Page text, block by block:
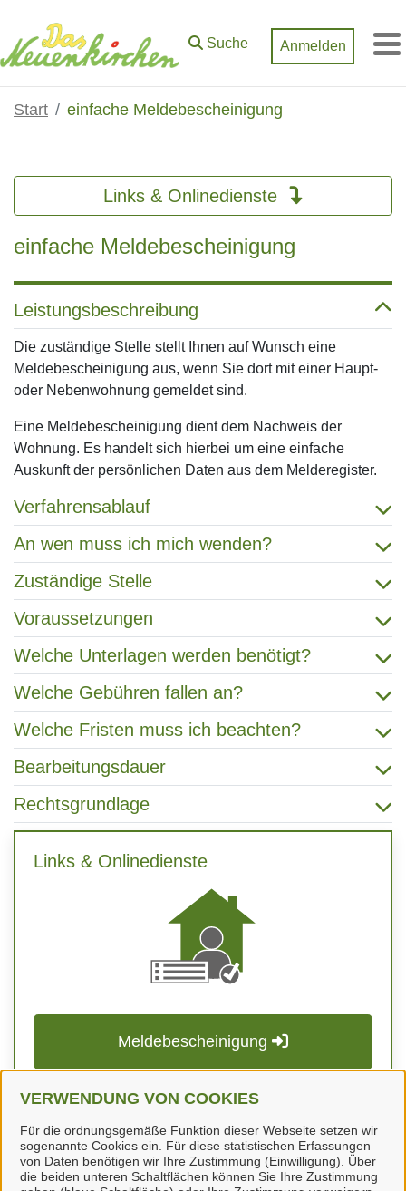
VERWENDUNG VON COOKIES
Für die ordnungsgemäße Funktion dieser Webseite setzen wir
sogenannte Cookies ein. Für diese statistischen Erfassungen
von Daten benötigen wir Ihre Zustimmung (Einwilligung). Über
die beiden unteren Schaltflächen können Sie Ihre Zustimmung
Suche Anmelden
Start einfache Meldebescheinigung
Links & Onlinedienste
einfache Meldebescheinigung
Leistungsbeschreibung
Die zuständige Stelle stellt Ihnen auf Wunsch eine
Meldebescheinigung aus, wenn Sie dort mit einer Haupt-
oder Nebenwohnung gemeldet sind.
Eine Meldebescheinigung dient dem Nachweis der
Wohnung. Es handelt sich hierbei um eine einfache
Auskunft der persönlichen Daten aus dem Melderegister.
Verfahrensablauf
An wen muss ich mich wenden?
Zuständige Stelle
Voraussetzungen
Welche Unterlagen werden benötigt?
Welche Gebühren fallen an?
Welche Fristen muss ich beachten?
Bearbeitungsdauer
Rechtsgrundlage
Links & Onlinedienste
Meldebescheinigung
Für mit
markierte Onlinedienste müssen Sie sich
Login besitzen, können Sie sich schnell und einfach
hier registrieren.